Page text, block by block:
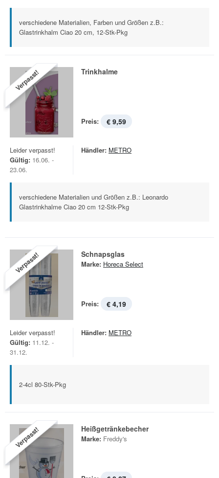
verschiedene Materialien, Farben und Größen z.B.:
Glastrinkhalm Ciao 20 cm, 12-Stk-Pkg
Verpasst! Trinkhalme
Preis: € 9,59
Leider verpasst!
Gültig: 16.06. -
23.06.
Händler: METRO
verschiedene Materialien und Größen z.B.: Leonardo
Glastrinkhalme Ciao 20 cm 12-Stk-Pkg
Verpasst! Schnapsglas
Marke: Horeca Select
Preis: € 4,19
Leider verpasst!
Gültig: 11.12. -
31.12.
Händler: METRO
2-4cl 80-Stk-Pkg
Verpasst! Heißgetränkebecher
Marke: Freddy's